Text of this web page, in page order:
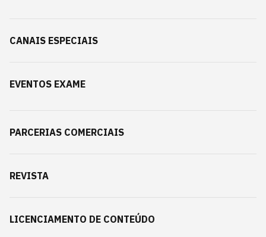
CANAIS ESPECIAIS
EVENTOS EXAME
PARCERIAS COMERCIAIS
REVISTA
LICENCIAMENTO DE CONTEÚDO